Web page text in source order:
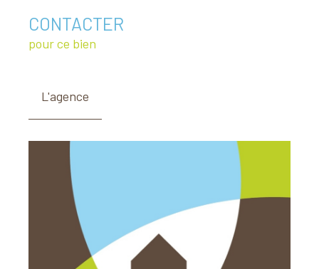
CONTACTER
pour ce bien
L'agence